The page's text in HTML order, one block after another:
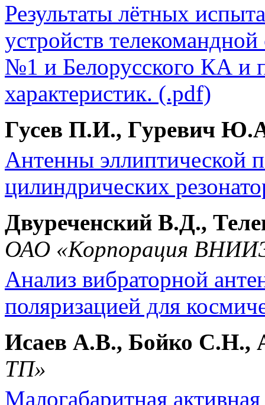
Результаты лётных
устройств
№1 и Белорусского КА и
характеристик. (.pdf)
Гусев П.И., Гуревич
Антенны эллиптической
цилиндрических
Двуреченский В.Д.,
ОАО «Корпорация
Анализ вибраторной
поляризацией для
Исаев А.В., Бойко С.Н.,
ТП»
Малогабаритная